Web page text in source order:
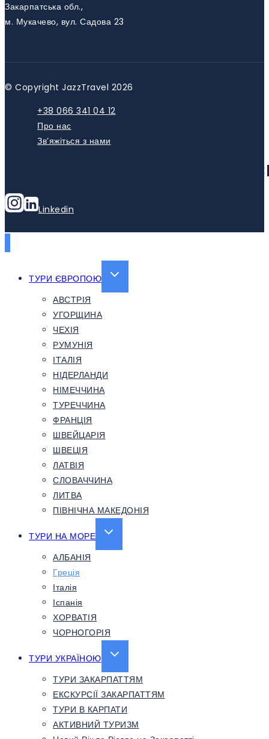
Закарпатська обл.,
м. Мукачево, вул. Садова 23
© Copyright JazzTravel 2026
+38 066 341 04 12
Про нас
Зв’яжіться з нами
HTTPS://WWW.YOUTUBE.COM/
Linkedin
ТУРИ ЄВРОПОЮ
EXPAND
АВСТРІЯ
УГОРЩИНА
ЧЕХІЯ
РУМУНІЯ
ІТАЛІЯ
НІДЕРЛАНДИ
НІМЕЧЧИНА
ТУРЕЧЧИНА
ФРАНЦІЯ
ШВЕЙЦАРІЯ
ШВЕЦІЯ
ЛАТВІЯ
СЛОВАЧЧИНА
ЛИТВА
ПІВНІЧНА МАКЕДОНІЯ
ТУРИ НА МОРЕ
EXPAND
АЛБАНІЯ
Греція
Італія
Іспанія
ХОРВАТІЯ
ЧОРНОГОРІЯ
ТУРИ УКРАЇНОЮ
EXPAND
MENU
ТУРИ ЗАКАРПАТТЯМ
ЕКСКУРСІЇ ЗАКАРПАТТЯМ
ТУРИ В КАРПАТИ
АКТИВНИЙ ТУРИЗМ